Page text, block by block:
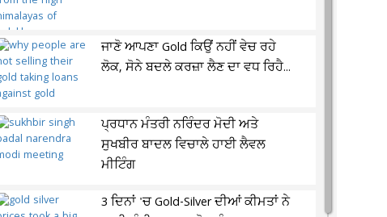
ਜਾਣੋ ਆਪਣਾ Gold ਕਿਉਂ ਨਹੀਂ ਵੇਚ ਰਹੇ
ਲੋਕ, ਸੋਨੇ ਬਦਲੇ ਕਰਜ਼ਾ ਲੈਣ ਦਾ ਵਧ ਰਿਹੈ...
ਪ੍ਰਧਾਨ ਮੰਤਰੀ ਨਰਿੰਦਰ ਮੋਦੀ ਅਤੇ
ਸੁਖਬੀਰ ਬਾਦਲ ਵਿਚਾਲੇ ਹਾਈ ਲੈਵਲ
ਮੀਟਿੰਗ
3 ਦਿਨਾਂ 'ਚ Gold-Silver ਦੀਆਂ ਕੀਮਤਾਂ ਨੇ